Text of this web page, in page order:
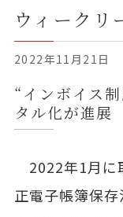
ウィークリ
2022年11月21日
“インボイス
タル化が進展
2022年1月に
正電子帳簿保